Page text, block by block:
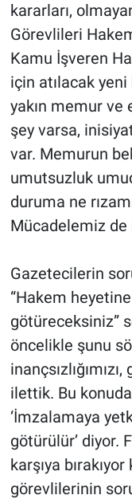
kararları,
Görevlileri
Kamu İşveren
için atılacak
yakın memur ve
şey varsa,
var. Memurun
umutsuzluk
duruma ne
Mücadelemiz de
Gazetecilerin
“Hakem
götüreceksiniz”
öncelikle şunu
ilettik. Bu
‘İmzalamaya
götürülür’ diyor.
karşıya
görevlilerinin